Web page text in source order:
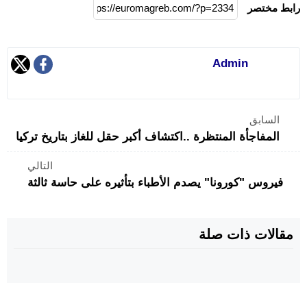
رابط مختصر
Admin
السابق
المفاجأة المنتظرة ..اكتشاف أكبر حقل للغاز بتاريخ تركيا
التالي
فيروس "كورونا" يصدم الأطباء بتأثيره على حاسة ثالثة
مقالات ذات صلة